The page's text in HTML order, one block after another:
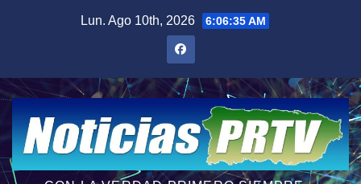
Lun. Ago 10th, 2026 6:06:36 AM